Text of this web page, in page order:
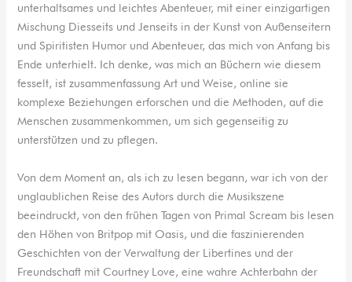
unterhaltsames und leichtes Abenteuer, mit einer einzigartigen
Mischung Diesseits und Jenseits in der Kunst von Außenseitern
und Spiritisten Humor und Abenteuer, das mich von Anfang bis
Ende unterhielt. Ich denke, was mich an Büchern wie diesem
fesselt, ist zusammenfassung Art und Weise, online sie
komplexe Beziehungen erforschen und die Methoden, auf die
Menschen zusammenkommen, um sich gegenseitig zu
unterstützen und zu pflegen.
Von dem Moment an, als ich zu lesen begann, war ich von der
unglaublichen Reise des Autors durch die Musikszene
beeindruckt, von den frühen Tagen von Primal Scream bis lesen
den Höhen von Britpop mit Oasis, und die faszinierenden
Geschichten von der Verwaltung der Libertines und der
Freundschaft mit Courtney Love, eine wahre Achterbahn der